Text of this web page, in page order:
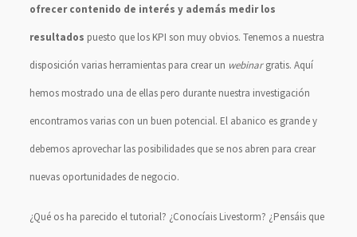
ofrecer contenido de interés y además medir los
resultados puesto que los KPI son muy obvios. Tenemos a nuestra
disposición varias herramientas para crear un webinargratis. Aquí
hemos mostrado una de ellas pero durante nuestra investigación
encontramos varias con un buen potencial. El abanico es grande y
debemos aprovechar las posibilidades que se nos abren para crear
nuevas oportunidades de negocio.
¿Qué os ha parecido el tutorial? ¿Conocíais Livestorm? ¿Pensáis que